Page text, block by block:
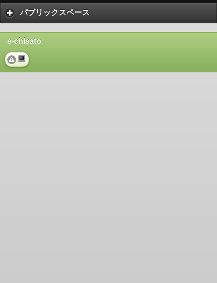
パブリックスペース
s-chisato